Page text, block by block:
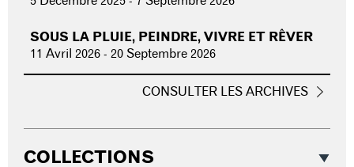
SOUS LA PLUIE, PEINDRE, VIVRE ET RÊVER
11 Avril 2026- 20 Septembre 2026
CONSULTER LES ARCHIVES
COLLECTIONS